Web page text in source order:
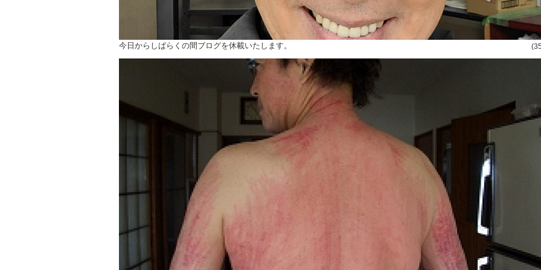
今日からしばらくの間ブログを休載いたします。